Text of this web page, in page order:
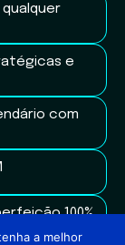
e
com
100%
a melhor